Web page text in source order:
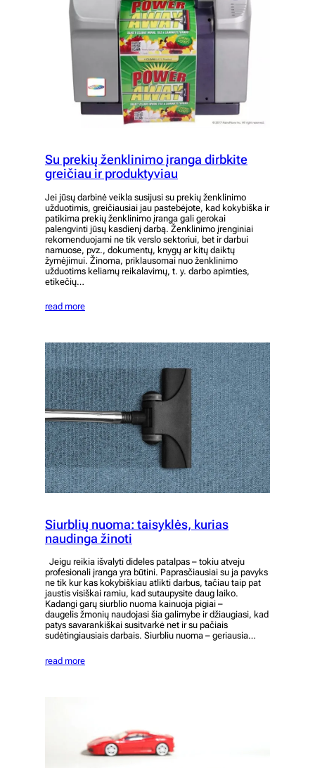
Su prekių ženklinimo įranga dirbkite
greičiau ir produktyviau
Jei jūsų darbinė veikla susijusi su prekių ženklinimo
užduotimis, greičiausiai jau pastebėjote, kad kokybiška ir
patikima prekių ženklinimo įranga gali gerokai
palengvinti jūsų kasdienį darbą. Ženklinimo įrenginiai
rekomenduojami ne tik verslo sektoriui, bet ir darbui
namuose, pvz., dokumentų, knygų ar kitų daiktų
žymėjimui. Žinoma, priklausomai nuo ženklinimo
užduotims keliamų reikalavimų, t. y. darbo apimties,
etikečių…
read more
Siurblių nuoma: taisyklės, kurias
naudinga žinoti
Jeigu reikia išvalyti dideles patalpas – tokiu atveju
profesionali įranga yra būtini. Paprasčiausiai su ja pavyks
ne tik kur kas kokybiškiau atlikti darbus, tačiau taip pat
jaustis visiškai ramiu, kad sutaupysite daug laiko.
Kadangi garų siurblio nuoma kainuoja pigiai –
daugelis žmonių naudojasi šia galimybe ir džiaugiasi, kad
patys savarankiškai susitvarkė net ir su pačiais
sudėtingiausiais darbais. Siurbliu nuoma – geriausia…
read more